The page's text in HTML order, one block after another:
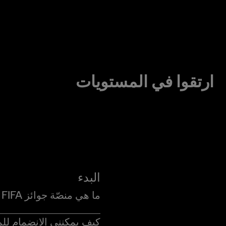
ارتقوا في المستويات
البدء
ما هي منصّة جوائز FIFA وما هو نظامها؟
كيف يمكنني الانضمام